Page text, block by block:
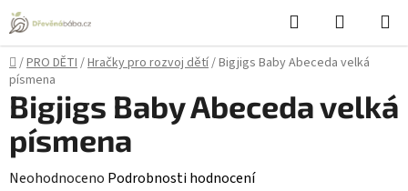
Přejít
na
obsah
Hledat
KOŠÍK
Domů
/PRO DĚTI/Hračky pro rozvoj dětí/Bigjigs Baby Abeceda velká
písmena
Bigjigs Baby Abeceda velká
písmena
Průměrné
Neohodnoceno Podrobnosti hodnocení